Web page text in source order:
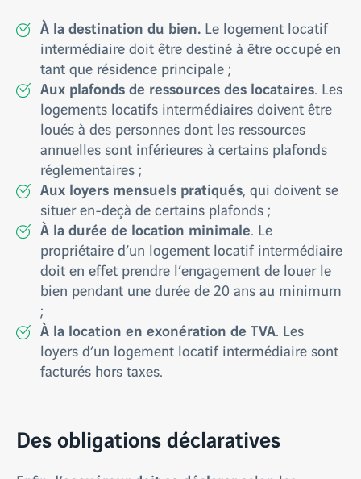
À la destination du bien. Le logement locatif
intermédiaire doit être destiné à être occupé en
tant que résidence principale ;
Aux plafonds de ressources des locataires. Les
logements locatifs intermédiaires doivent être
loués à des personnes dont les ressources
annuelles sont inférieures à certains plafonds
réglementaires ;
Aux loyers mensuels pratiqués, qui doivent se
situer en-deçà de certains plafonds ;
À la durée de location minimale. Le
propriétaire d’un logement locatif intermédiaire
doit en effet prendre l’engagement de louer le
bien pendant une durée de 20 ans au minimum
;
À la location en exonération de TVA. Les
loyers d’un logement locatif intermédiaire sont
facturés hors taxes.
Des obligations déclaratives